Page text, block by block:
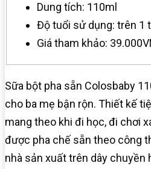
Dung tích: 110ml
Độ tuổi sử dụng: trên 1
Giá tham khảo:
Sữa bột pha sẵn Colosbaby
cho ba mẹ bận rộn. Thiết kế
mang theo khi đi học, đi chơi
được pha chế sẵn theo công
nhà sản xuất trên dây chuyền